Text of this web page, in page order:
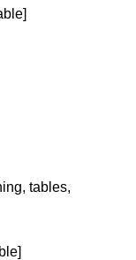
tables,